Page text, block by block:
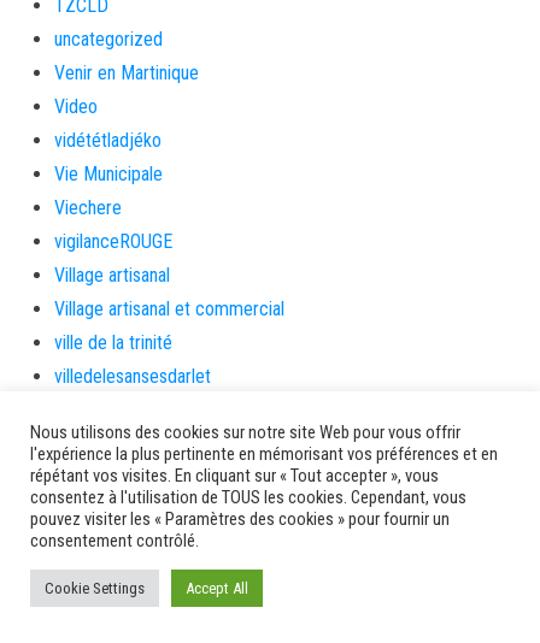
TZCLD
uncategorized
Venir en Martinique
Video
vidététladjéko
Vie Municipale
Viechere
vigilanceROUGE
Village artisanal
Village artisanal et commercial
ville de la trinité
villedelesansesdarlet
voitures en papier
vote
Yolibébé
Ancien site AMM
Nous utilisons des cookies sur notre site Web pour vous offrir
l'expérience la plus pertinente en mémorisant vos préférences et en
répétant vos visites. En cliquant sur « Tout accepter », vous
consentez à l'utilisation de TOUS les cookies. Cependant, vous
pouvez visiter les « Paramètres des cookies » pour fournir un
consentement contrôlé.
Cookie Settings Accept All